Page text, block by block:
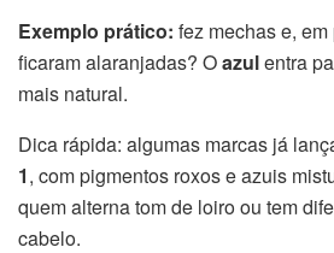
Exemplo prático: fez mechas e,
ficaram alaranjadas? Oazulentra
mais natural.
Dica rápida: algumas marcas já
1, com pigmentos roxos e azuis
quem alterna tom de loiro ou tem
cabelo.